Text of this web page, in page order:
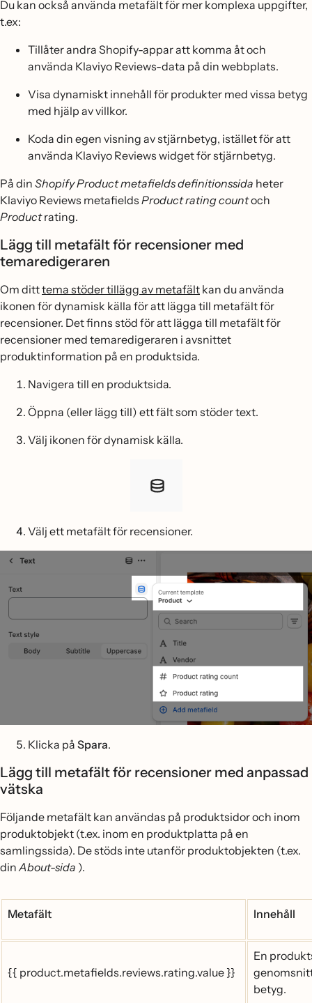
Du kan också använda metafält för mer komplexa uppgifter,
t.ex:
Tillåter andra Shopify-appar att komma åt och
använda Klaviyo Reviews-data på din webbplats.
Visa dynamiskt innehåll för produkter med vissa betyg
med hjälp av villkor.
Koda din egen visning av stjärnbetyg, istället för att
använda Klaviyo Reviews widget för stjärnbetyg.
På din Shopify Product metafields definitionssida heter
Klaviyo Reviews metafields Product rating countoch
Productrating.
Lägg till metafält för recensioner med
temaredigeraren
Om ditttema stöder tillägg av metafält kan du använda
ikonen för dynamisk källa för att lägga till metafält för
recensioner. Det finns stöd för att lägga till metafält för
recensioner med temaredigeraren i avsnittet
produktinformation på en produktsida.
Navigera till en produktsida.
Öppna (eller lägg till) ett fält som stöder text.
Välj ikonen för dynamisk källa.
Välj ett metafält för recensioner.
Klicka på Spara.
Lägg till metafält för recensioner med anpassad
vätska
Följande metafält kan användas på produktsidor och inom
produktobjekt (t.ex. inom en produktplatta på en
samlingssida). De stöds inte utanför produktobjekten (t.ex.
dinAbout-sida ).
Metafält Innehåll
{{ product.metafields.reviews.rating.value }}
En
betyg.